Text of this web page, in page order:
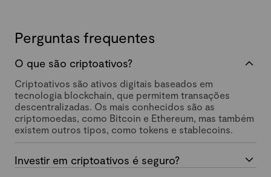
Perguntas frequentes
O que são criptoativos?
Criptoativos são ativos digitais baseados em
tecnologia blockchain, que permitem transações
descentralizadas. Os mais conhecidos são as
criptomoedas, como Bitcoin e Ethereum, mas também
existem outros tipos, como tokens e stablecoins.
Investir em criptoativos é seguro?